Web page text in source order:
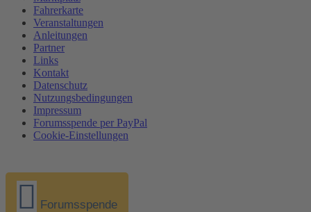
Fahrerkarte
Veranstaltungen
Anleitungen
Partner
Links
Kontakt
Datenschutz
Nutzungsbedingungen
Impressum
Forumsspende per PayPal
Cookie-Einstellungen
Forumsspende